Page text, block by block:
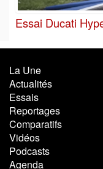
Essai Ducati
La Une
Actualités
Essais
Reportages
Comparatifs
Vidéos
Podcasts
Agenda